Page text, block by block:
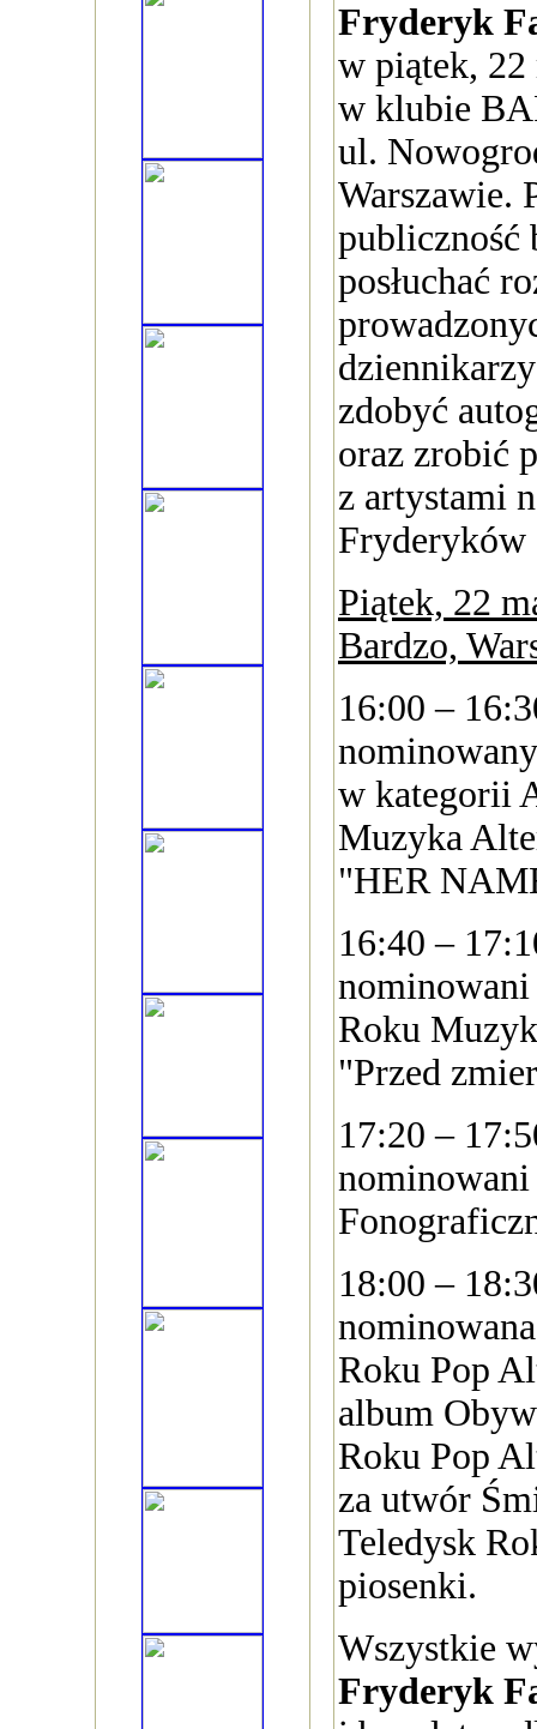
Fryderyk
w piątek, 22
w klubie
ul.
Warszawie.
publiczność
posłuchać
zdobyć
oraz zrobić
z artystami
Fryderyków
Piątek, 22
Bardzo,
16:00 –
w kategorii
Muzyka
"HER
16:40 –
Roku
"Przed
17:20 –
18:00 –
Roku Pop
album
Roku Pop
za utwór
Teledysk
piosenki.
Wszystkie
Fryderyk